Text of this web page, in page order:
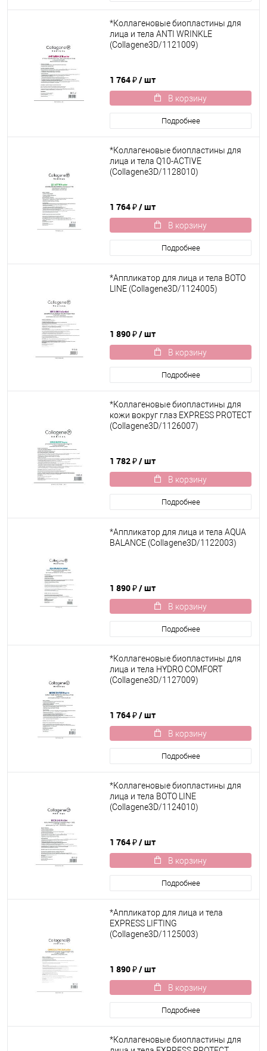
*Коллагеновые биопластины для
лица и тела ANTI WRINKLE
(Collagene3D/1121009)
1 764 ₽/ шт
В корзину
Подробнее
*Коллагеновые биопластины для
лица и тела Q10-ACTIVE
(Collagene3D/1128010)
1 764 ₽/ шт
В корзину
Подробнее
*Аппликатор для лица и тела BOTO
LINE (Collagene3D/1124005)
1 890 ₽/ шт
В корзину
Подробнее
*Коллагеновые биопластины для
кожи вокруг глаз EXPRESS PROTECT
(Collagene3D/1126007)
1 782 ₽/ шт
В корзину
Подробнее
*Аппликатор для лица и тела AQUA
BALANCE (Collagene3D/1122003)
1 890 ₽/ шт
В корзину
Подробнее
*Коллагеновые биопластины для
лица и тела HYDRO COMFORT
(Collagene3D/1127009)
1 764 ₽/ шт
В корзину
Подробнее
*Коллагеновые биопластины для
лица и тела BOTO LINE
(Collagene3D/1124010)
1 764 ₽/ шт
В корзину
Подробнее
*Аппликатор для лица и тела
EXPRESS LIFTING
(Collagene3D/1125003)
1 890 ₽/ шт
В корзину
Подробнее
*Коллагеновые биопластины для